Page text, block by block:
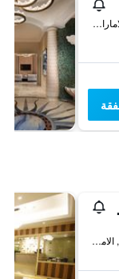
رقم 1 نخلة جميرا, دبي, الامارات العربية المتحدة
ميناء العرب, رأس الخيمة, الامارات العربية المتحدة